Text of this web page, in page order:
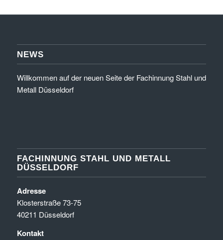
NEWS
Willkommen auf der neuen Seite der Fachinnung Stahl und
Metall Düsseldorf
FACHINNUNG STAHL UND METALL
DÜSSELDORF
Adresse
Klosterstraße 73-75
40211 Düsseldorf
Kontakt